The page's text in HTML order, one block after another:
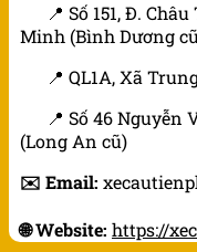
📍 Số 151, Đ. Châu
Minh (Bình Dương
📍 QL1A, Xã
📍 Số 46 Nguyễn
(Long An cũ)
✉️ Email:
🌐 Website: https://